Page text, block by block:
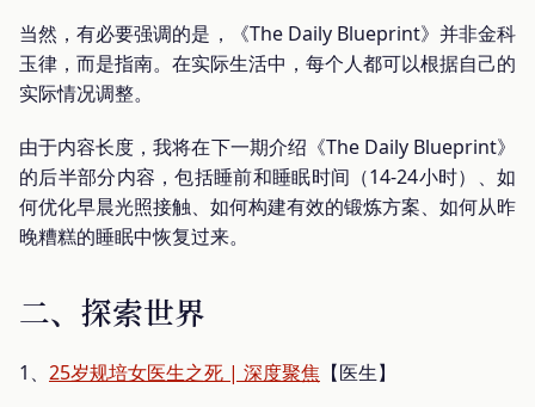
当然，有必要强调的是，《The Daily Blueprint》并非金科
玉律，而是指南。在实际生活中，每个人都可以根据自己的
实际情况调整。
由于内容长度，我将在下一期介绍《The Daily Blueprint》
的后半部分内容，包括睡前和睡眠时间（14-24小时）、如
何优化早晨光照接触、如何构建有效的锻炼方案、如何从昨
晚糟糕的睡眠中恢复过来。
二、探索世界
1、 25岁规培女医生之死 | 深度聚焦 【医生】